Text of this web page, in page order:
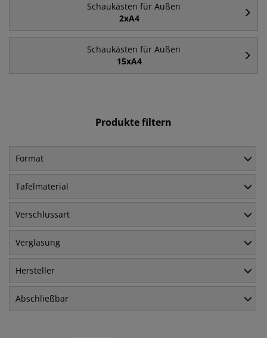
Schaukästen für Außen
2xA4
Schaukästen für Außen
15xA4
Produkte filtern
Format
Tafelmaterial
Verschlussart
Verglasung
Hersteller
Abschließbar